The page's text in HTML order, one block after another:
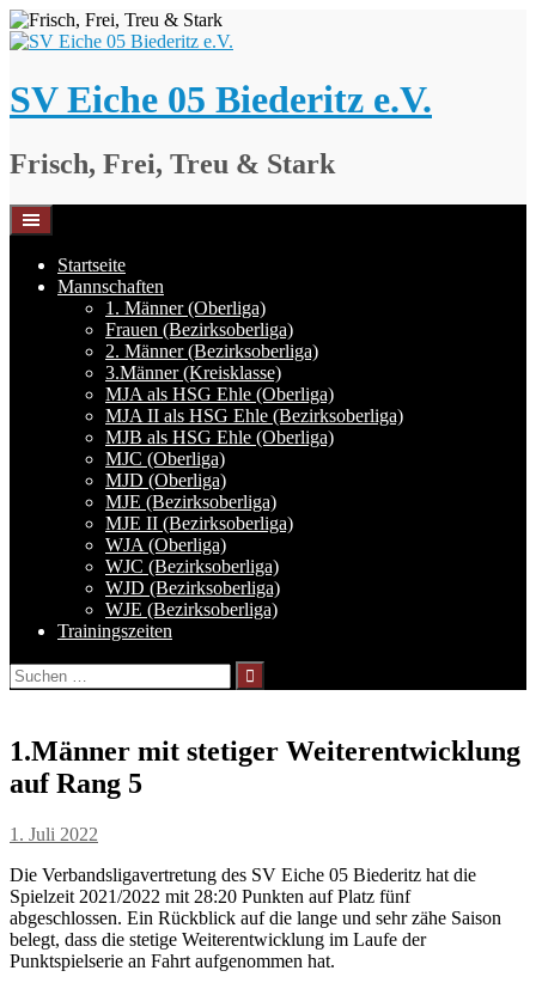
Springe
zum
SV Eiche 05 Biederitz e.V.
Frisch, Frei, Treu & Stark
Startseite
Mannschaften
1. Männer (Oberliga)
Frauen (Bezirksoberliga)
2. Männer (Bezirksoberliga)
3.Männer (Kreisklasse)
MJA als HSG Ehle (Oberliga)
MJA II als HSG Ehle (Bezirksoberliga)
MJB als HSG Ehle (Oberliga)
MJC (Oberliga)
MJD (Oberliga)
MJE (Bezirksoberliga)
MJE II (Bezirksoberliga)
WJA (Oberliga)
WJC (Bezirksoberliga)
WJD (Bezirksoberliga)
WJE (Bezirksoberliga)
Trainingszeiten
Suchen
nach:
1.Männer mit stetiger Weiterentwicklung
auf Rang 5
1. Juli 2022
Die Verbandsligavertretung des SV Eiche 05 Biederitz hat die
Spielzeit 2021/2022 mit 28:20 Punkten auf Platz fünf
abgeschlossen. Ein Rückblick auf die lange und sehr zähe Saison
belegt, dass die stetige Weiterentwicklung im Laufe der
Punktspielserie an Fahrt aufgenommen hat.